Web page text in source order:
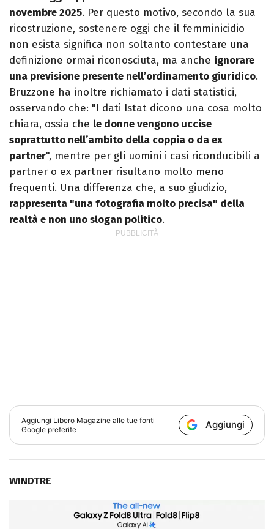
novembre 2025. Per questo motivo, secondo la sua
ricostruzione, sostenere oggi che il femminicidio
non esista significa non soltanto contestare una
definizione ormai riconosciuta, ma anche ignorare
una previsione presente nell’ordinamento giuridico.
Bruzzone ha inoltre richiamato i dati statistici,
osservando che: "I dati Istat dicono una cosa molto
chiara, ossia che le donne vengono uccise
soprattutto nell’ambito della coppia o da ex
partner", mentre per gli uomini i casi riconducibili a
partner o ex partner risultano molto meno
frequenti. Una differenza che, a suo giudizio,
rappresenta "una fotografia molto precisa" della
realtà e non uno slogan politico.
Aggiungi Libero Magazine alle tue fonti
Google preferite
Aggiungi
WINDTRE